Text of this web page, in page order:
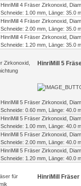
HinriMill 4 Fräser Zirkonoxid,
Schneide: 1.00 mm, Länge: 35.0
HinriMill 4 Fräser Zirkonoxid,
Schneide: 2.00 mm, Länge: 35.0
HinriMill 4 Fräser Zirkonoxid,
Schneide: 1.20 mm, Länge: 35.0
HinriMill 5
HinriMill 5 Fräser Zirkonoxid,
Schneide: 0.60 mm, Länge: 40.0
HinriMill 5 Fräser Zirkonoxid,
Schneide: 1.00 mm, Länge: 40.0
HinriMill 5 Fräser Zirkonoxid,
Schneide: 2.00 mm, Länge: 40.0
HinriMill 5 Fräser Zirkonoxid,
Schneide: 1.20 mm, Länge: 40.0
HinriMill